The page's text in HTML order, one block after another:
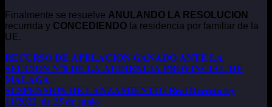
Finalmente se resuelve ANULANDO LA RESOLUCION
recurrida y CONCEDIENDO la residencia por familiar de la
UE.
𝐑𝐄𝐂𝐔𝐑𝐒𝐎 𝐃𝐄 𝐀𝐏𝐄𝐋𝐀𝐂𝐈𝐎𝐍 𝐆𝐀𝐍𝐀𝐃𝐎 𝐀𝐍𝐓𝐄 𝐋𝐀
𝐒𝐄𝐂𝐂𝐈𝐎𝐍 𝐍º𝟖 𝐃𝐄 𝐋𝐀 𝐀𝐔𝐃𝐈𝐄𝐍𝐂𝐈𝐀 𝐏𝐑𝐎𝐕𝐈𝐍𝐂𝐈𝐀𝐋 𝐃𝐄
𝐌𝐀𝐋𝐀𝐆𝐀
𝐒𝐔𝐒𝐏𝐄𝐍𝐒𝐈𝐎𝐍 𝐃𝐄 𝐋𝐀𝐍𝐙𝐀𝐌𝐈𝐄𝐍𝐓𝐎 / 𝐑𝐞𝐚𝐥 𝐃𝐞𝐜𝐫𝐞𝐭𝐨 𝐥𝐞𝐲
𝟏𝟏/𝟐𝟎𝟐𝟐, 𝐝𝐞 𝟐𝟓 𝐝𝐞 𝐣𝐮𝐧𝐢𝐨